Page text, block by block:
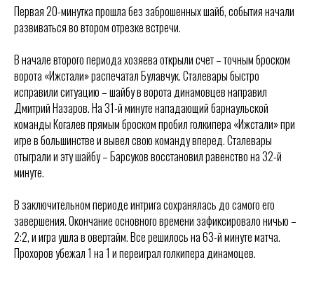
Первая 20-минутка прошла без заброшенных шайб, события начали
развиваться во втором отрезке встречи.
В начале второго периода хозяева открыли счет – точным броском
ворота «Ижстали» распечатал Булавчук. Сталевары быстро
исправили ситуацию – шайбу в ворота динамовцев направил
Дмитрий Назаров. На 31-й минуте нападающий барнаульской
команды Когалев прямым броском пробил голкипера «Ижстали» при
игре в большинстве и вывел свою команду вперед. Сталевары
отыграли и эту шайбу – Барсуков восстановил равенство на 32-й
минуте.
В заключительном периоде интрига сохранялась до самого его
завершения. Окончание основного времени зафиксировало ничью –
2:2, и игра ушла в овертайм. Все решилось на 63-й минуте матча.
Прохоров убежал 1 на 1 и переиграл голкипера динамоцев.
ХК«Ижсталь»
Состав команды
Тренерский штаб
НМХК«Прогресс»
Турнирная таблица
Состав команды
Спортивная школа
по хоккею
Сайт
Медиа
Фото